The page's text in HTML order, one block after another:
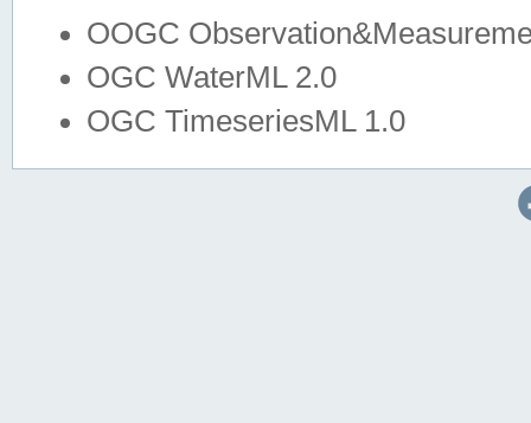
OOGC
OGC WaterML 2.0
OGC TimeseriesML 1.0